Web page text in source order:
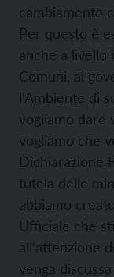
cambiamento
Per questo è
anche a livello
Comuni, ai
l’Ambiente di
vogliamo dare
vogliamo che
Dichiarazione
tutela delle
abbiamo
Ufficiale che
all’attenzione
venga